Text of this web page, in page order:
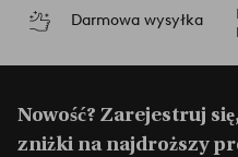
Darmowa wysyłka
Nowość? Zarejestruj
zniżki na najdroższy